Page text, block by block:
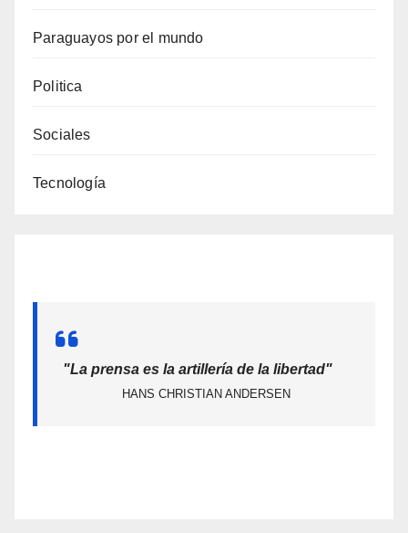
Paraguayos por el mundo
Politica
Sociales
Tecnología
"La prensa es la artillería de la libertad"
HANS CHRISTIAN ANDERSEN